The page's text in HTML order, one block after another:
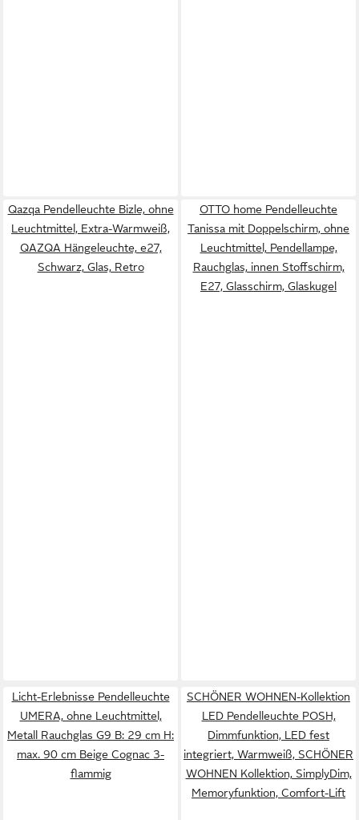
Qazqa Pendelleuchte Bizle, ohne
Leuchtmittel, Extra-Warmweiß,
QAZQA Hängeleuchte, e27,
Schwarz, Glas, Retro
OTTO home Pendelleuchte
Tanissa mit Doppelschirm, ohne
Leuchtmittel, Pendellampe,
Rauchglas, innen Stoffschirm,
E27, Glasschirm, Glaskugel
Licht-Erlebnisse Pendelleuchte
UMERA, ohne Leuchtmittel,
Metall Rauchglas G9 B: 29 cm H:
max. 90 cm Beige Cognac 3-
flammig
SCHÖNER WOHNEN-Kollektion
LED Pendelleuchte POSH,
Dimmfunktion, LED fest
integriert, Warmweiß, SCHÖNER
WOHNEN Kollektion, SimplyDim,
Memoryfunktion, Comfort-Lift